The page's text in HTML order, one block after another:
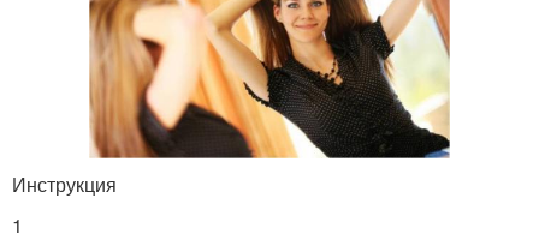
Инструкция
1